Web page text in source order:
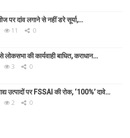
पर दांव लगाने से नहीं डरे सूर्या,…
11 0
लोकसभा की कार्यवाही बाधित, कराधान…
3 0
उत्पादों पर FSSAI की रोक, ‘100%’ दावे…
2 0